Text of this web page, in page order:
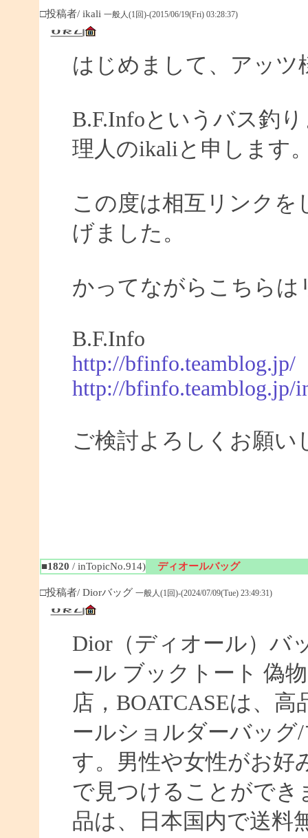
□投稿者/ ikali 一般人(1回)-(2015/06/19(Fri) 03:28:37)
はじめまして、アッツ
B.F.Infoというバス釣
理人のikaliと申します
この度は相互リンクを
げました。
かってながらこちら
B.F.Info
http://bfinfo.teamblog.jp/
http://bfinfo.teamblog.jp/
ご検討よろしくお願い
■1820 / inTopicNo.914) ディオールバッグ
□投稿者/ Diorバッグ 一般人(1回)-(2024/07/09(Tue) 23:49:31)
Dior（ディオール）バ
ール ブックトート 偽
店，BOATCASEは、
ールショルダーバッ
す。男性や女性がお好
で見つけることができ
品は、日本国内で送料